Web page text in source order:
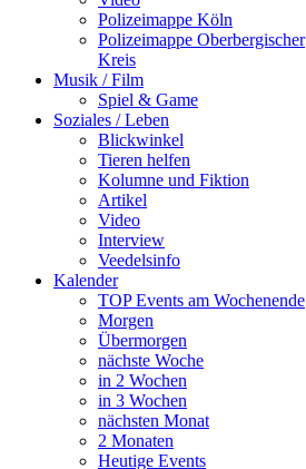
Polizeimappe Köln
Polizeimappe Oberbergischer
Kreis
Musik / Film
Spiel & Game
Soziales / Leben
Blickwinkel
Tieren helfen
Kolumne und Fiktion
Artikel
Video
Interview
Veedelsinfo
Kalender
TOP Events am Wochenende
Morgen
Übermorgen
nächste Woche
in 2 Wochen
in 3 Wochen
nächsten Monat
2 Monaten
Heutige Events